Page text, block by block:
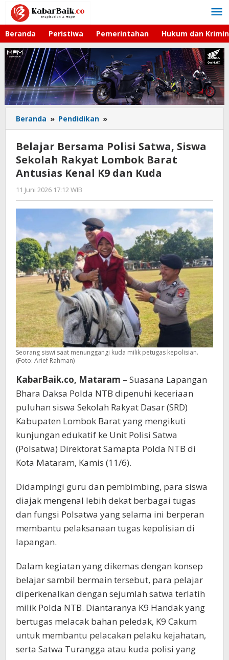
Lewati
konten
Beranda Peristiwa Pemerintahan Hukum dan
Beranda » Pendidikan »
Bersama
Polisi
Satwa,
Siswa
Sekolah
Antusias
Kenal
K9
dan
Kuda
Belajar Bersama Polisi Satwa, Siswa
Sekolah Rakyat Lombok Barat
Antusias Kenal K9 dan Kuda
11 Juni 2026 17:12 WIB
Faisal
Seorang siswi saat menunggangi kuda milik petugas kepolisian.
(Foto: Arief Rahman)
KabarBaik.co, Mataram – Suasana Lapangan
Bhara Daksa Polda NTB dipenuhi keceriaan
puluhan siswa Sekolah Rakyat Dasar (SRD)
Kabupaten Lombok Barat yang mengikuti
kunjungan edukatif ke Unit Polisi Satwa
(Polsatwa) Direktorat Samapta Polda NTB di
Kota Mataram, Kamis (11/6).
Didampingi guru dan pembimbing, para siswa
diajak mengenal lebih dekat berbagai tugas
dan fungsi Polsatwa yang selama ini berperan
membantu pelaksanaan tugas kepolisian di
lapangan.
Dalam kegiatan yang dikemas dengan konsep
belajar sambil bermain tersebut, para pelajar
diperkenalkan dengan sejumlah satwa terlatih
milik Polda NTB. Diantaranya K9 Handak yang
bertugas melacak bahan peledak, K9 Cakum
untuk membantu pelacakan pelaku kejahatan,
serta Satwa Turangga atau kuda polisi yang